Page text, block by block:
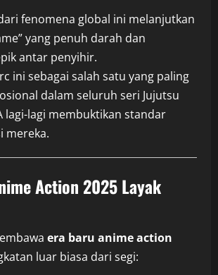
fenomena global ini melanjutkan
yang penuh darah dan
antar penyihir.
ini sebagai salah satu yang paling
dalam seluruh seri Jujutsu
lagi-lagi membuktikan standar
mereka.
Action 2025 Layak
era baru anime action
luar biasa dari segi: